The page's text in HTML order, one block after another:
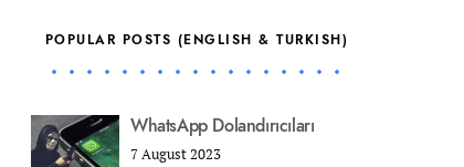
POPULAR POSTS (ENGLISH & TURKISH)
WhatsApp Dolandırıcıları
7 August 2023